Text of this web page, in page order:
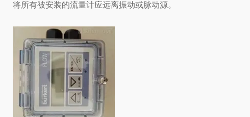
将所有被安装的流量计应远离振动或脉动源。